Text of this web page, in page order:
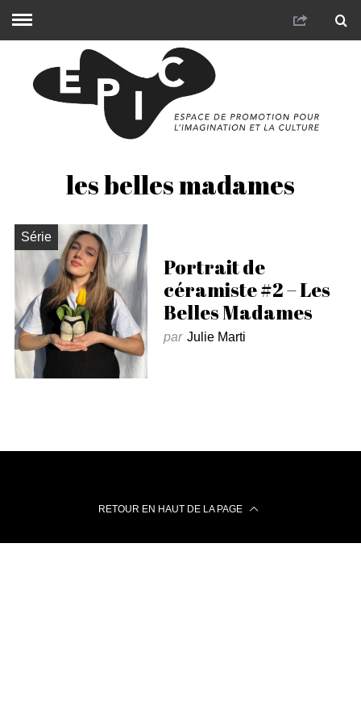
les belles madames
Série
Portrait de
céramiste #2 – Les
Belles Madames
par Julie Marti
RETOUR EN HAUT DE LA PAGE